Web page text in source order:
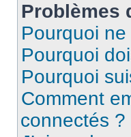
Problèmes
Pourquoi
Pourquoi
Pourquoi
Comment
connectés ?